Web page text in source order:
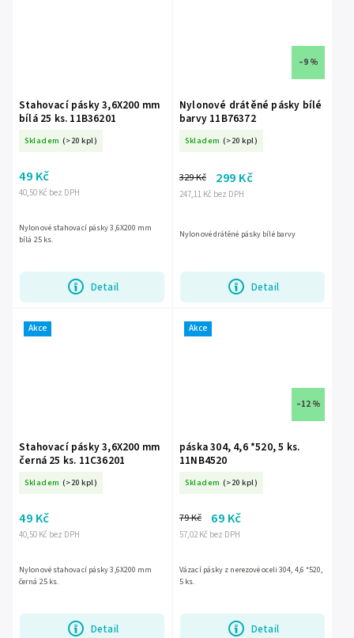
Stahovací pásky 3,6X200 mm
bílá 25 ks. 11B36201
Skladem (>20 kpl)
40,50 Kč bez DPH
49 Kč
Detail
Nylonové stahovací pásky 3,6X200 mm
bílá 25 ks.
–9 %
Nylonové drátěné pásky bílé
barvy 11B76372
Skladem (>20 kpl)
247,11 Kč bez DPH
329 Kč 299 Kč
Detail
Nylonové drátěné pásky bílé barvy
Akce
Stahovací pásky 3,6X200 mm
černá 25 ks. 11C36201
Skladem (>20 kpl)
40,50 Kč bez DPH
49 Kč
Detail
Nylonové stahovací pásky 3,6X200 mm
černá 25 ks.
Akce
–12 %
páska 304, 4,6 *520, 5 ks.
11NB4520
Skladem (>20 kpl)
57,02 Kč bez DPH
79 Kč 69 Kč
Detail
Vázací pásky z nerezové oceli 304, 4,6 *520,
5 ks.